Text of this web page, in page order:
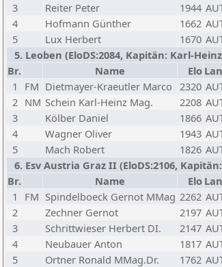
3
Reiter Peter 1944
4
Hofmann Günther 1662
5
Lux Herbert 1670
5. Leoben (EloDS:2084, Kapitän: Karl-
Br.
Name Elo
1
FM Dietmayer-Kraeutler Marco 2320
2 NM Schein Karl-Heinz Mag. 2208
3
Kölber Daniel 1866
4
Wagner Oliver 1943
5
Mach Robert 1826
6. Esv Austria Graz II (EloDS:2106,
Br.
Name Elo
1
FM Spindelboeck Gernot MMag 2262
2
Zechner Gernot 2197
3
Schrittwieser Herbert DI. 2147
4
Neubauer Anton 1817
5
Ortner Ronald MMag.Dr. 1762